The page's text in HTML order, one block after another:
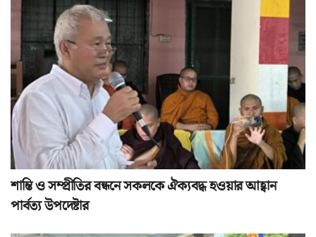
শান্তি ও সম্প্রীতির বন্ধনে সকলকে ঐক্যবদ্ধ হওয়ার আহ্বান
পার্বত্য উপদেষ্টার